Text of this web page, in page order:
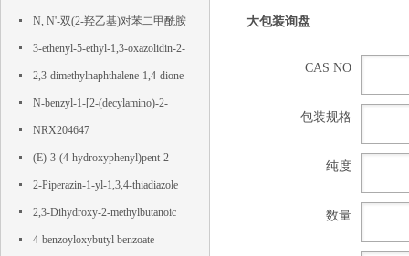
N, N'-双(2-羟乙基)对苯二甲酰胺
3-ethenyl-5-ethyl-1,3-oxazolidin-2-
one2,3-dimethylnaphthalene-1,4-dione
N-benzyl-1-[2-(decylamino)-2-
oxoethyl]pyridin-1-ium-3-
carboxamide,chloride
NRX204647
(E)-3-(4-hydroxyphenyl)pent-2-
enedioic acid
2-Piperazin-1-yl-1,3,4-thiadiazole
2,3-Dihydroxy-2-methylbutanoic
acid4-benzoyloxybutyl benzoate
大包装询盘
CAS NO
包装规格
纯度
数量